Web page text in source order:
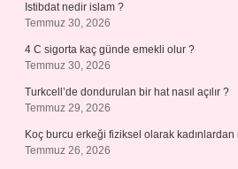
Istibdat nedir islam ?
Temmuz 30, 2026
4 C sigorta kaç günde emekli olur ?
Temmuz 30, 2026
Turkcell’de dondurulan bir hat nasıl açılır ?
Temmuz 29, 2026
Koç burcu erkeği fiziksel olarak kadınlardan
Temmuz 26, 2026